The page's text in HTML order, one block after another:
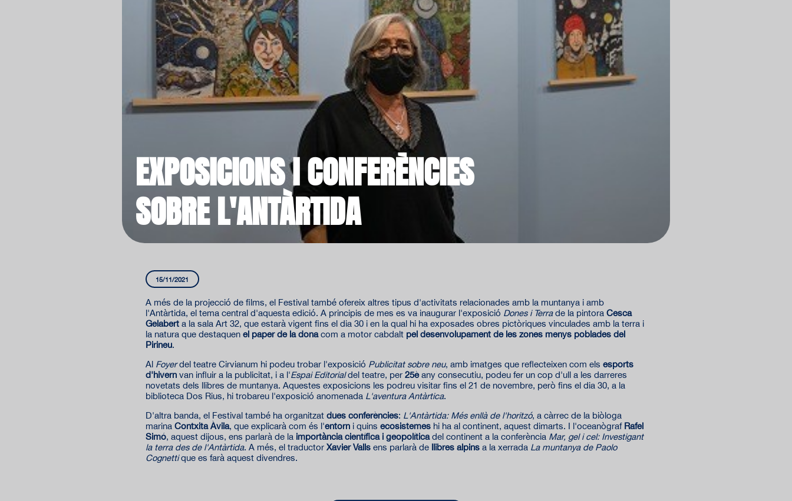
EXPOSICIONS I CONFERÈNCIES
SOBRE L'ANTÀRTIDA
15/11/2021
A més de la projecció de films, el Festival també ofereix altres tipus d'activitats relacionades amb la muntanya i amb
l'Antàrtida, el tema central d'aquesta edició. A principis de mes es va inaugurar l'exposició Dones i Terrade la pintora Cesca
Gelabert a la sala Art 32, que estarà vigent fins el dia 30 i en la qual hi ha exposades obres pictòriques vinculades amb la terra i
la natura que destaquen el paper de la donacom a motor cabdalt pel desenvolupament de les zones menys poblades del
Pirineu.
Al Foyerdel teatre Cirvianum hi podeu trobar l'exposició Publicitat sobre neu, amb imatges que reflecteixen com els esports
d'hivern van influir a la publicitat, i a l'Espai Editorialdel teatre, per 25èany consecutiu, podeu fer un cop d'ull a les darreres
novetats dels llibres de muntanya. Aquestes exposicions les podreu visitar fins el 21 de novembre, però fins el dia 30, a la
biblioteca Dos Rius, hi trobareu l'exposició anomenada L'aventura Antàrtica.
D'altra banda, el Festival també ha organitzat dues conferències: L'Antàrtida: Més enllà de l'horitzó, a càrrec de la biòloga
marina Contxita Àvila, que explicarà com és l'entorn i quins ecosistemes hi ha al continent, aquest dimarts. I l'oceanògrafRafel
Simó, aquest dijous, ens parlarà de la importància científica i geopolíticadel continent a la conferència Mar, gel i cel: Investigant
la terra des de l'Antàrtida. A més, el traductor Xavier Valls ens parlarà de llibres alpins a la xerrada La muntanya de Paolo
Cognettique es farà aquest divendres.